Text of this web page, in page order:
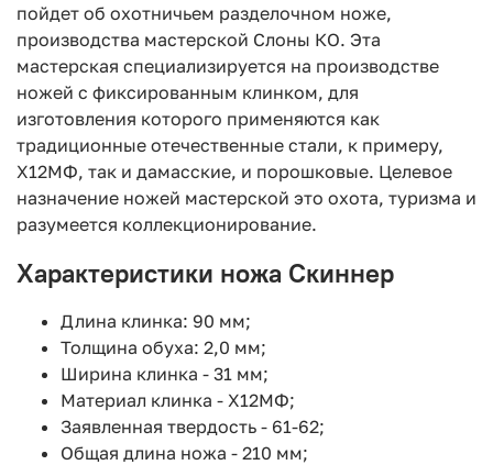
пойдет об охотничьем разделочном ноже,
производства мастерской Слоны КО. Эта
мастерская специализируется на производстве
ножей с фиксированным клинком, для
изготовления которого применяются как
традиционные отечественные стали, к примеру,
Х12МФ, так и дамасские, и порошковые. Целевое
назначение ножей мастерской это охота, туризма и
разумеется коллекционирование.
Характеристики ножа Скиннер
Длина клинка: 90 мм;
Толщина обуха: 2,0 мм;
Ширина клинка - 31 мм;
Материал клинка - Х12МФ;
Заявленная твердость - 61-62;
Общая длина ножа - 210 мм;